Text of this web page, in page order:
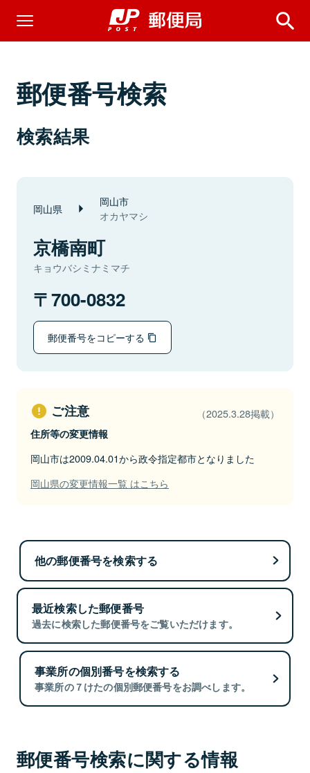
郵便番号検索
検索結果
岡山県 岡山市
オカヤマシ
京橋南町
キョウバシミナミマチ
700-0832
郵便番号をコピーする
ご注意 （2025.3.28掲載）
住所等の変更情報
岡山市は2009.04.01から政令指定都市となりました
岡山県の変更情報一覧 はこちら
他の郵便番号を検索する
最近検索した郵便番号
過去に検索した郵便番号をご覧いただけます。
事業所の個別番号を検索する
事業所の７けたの個別郵便番号をお調べします。
郵便番号検索に関する情報